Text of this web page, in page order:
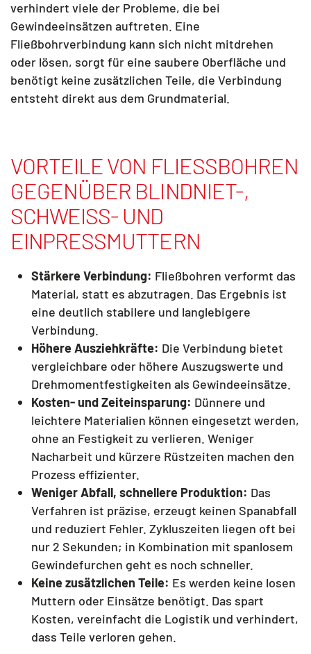
verhindert viele der Probleme, die bei
Gewindeeinsätzen auftreten. Eine
Fließbohrverbindung kann sich nicht mitdrehen
oder lösen, sorgt für eine saubere Oberfläche und
benötigt keine zusätzlichen Teile, die Verbindung
entsteht direkt aus dem Grundmaterial.
VORTEILE VON FLIESSBOHREN G
EGENÜBER BLINDNIET-, S
CHWEISS- UND EI
NPRESSMUTTERN
Stärkere Verbindung: Fließbohren verformt das
Material, statt es abzutragen. Das Ergebnis ist
eine deutlich stabilere und langlebigere
Verbindung.
Höhere Ausziehkräfte: Die Verbindung bietet
vergleichbare oder höhere Auszugswerte und
Drehmomentfestigkeiten als Gewindeeinsätze.
Kosten- und Zeiteinsparung: Dünnere und
leichtere Materialien können eingesetzt werden,
ohne an Festigkeit zu verlieren. Weniger
Nacharbeit und kürzere Rüstzeiten machen den
Prozess effizienter.
Weniger Abfall, schnellere Produktion: Das
Verfahren ist präzise, erzeugt keinen Spanabfall
und reduziert Fehler. Zykluszeiten liegen oft bei
nur 2 Sekunden; in Kombination mit spanlosem
Gewindefurchen geht es noch schneller.
Keine zusätzlichen Teile: Es werden keine losen
Muttern oder Einsätze benötigt. Das spart
Kosten, vereinfacht die Logistik und verhindert,
dass Teile verloren gehen.